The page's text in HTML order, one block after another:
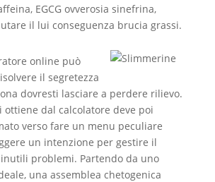
EGCG ovverosia sinefrina,
il lui conseguenza brucia grassi.
online può
il segretezza
dovresti lasciare a perdere rilievo.
ottiene dal calcolatore deve poi
verso fare un menu peculiare
un intenzione per gestire il
problemi. Partendo da uno
una assemblea chetogenica